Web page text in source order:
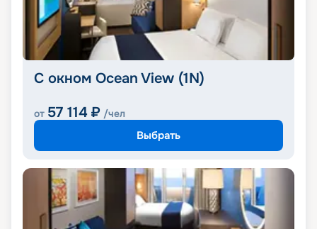
С окном Ocean View (1N)
от 57 114 ₽ /чел
Выбрать